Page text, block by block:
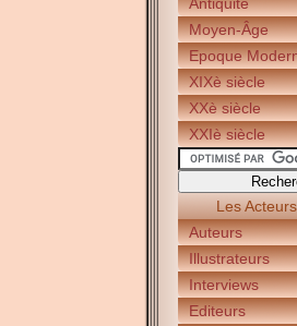
Moyen-Âge
Epoque
XIXè siècle
XXè siècle
XXIè siècle
Les
Auteurs
Illustrateurs
Interviews
Editeurs